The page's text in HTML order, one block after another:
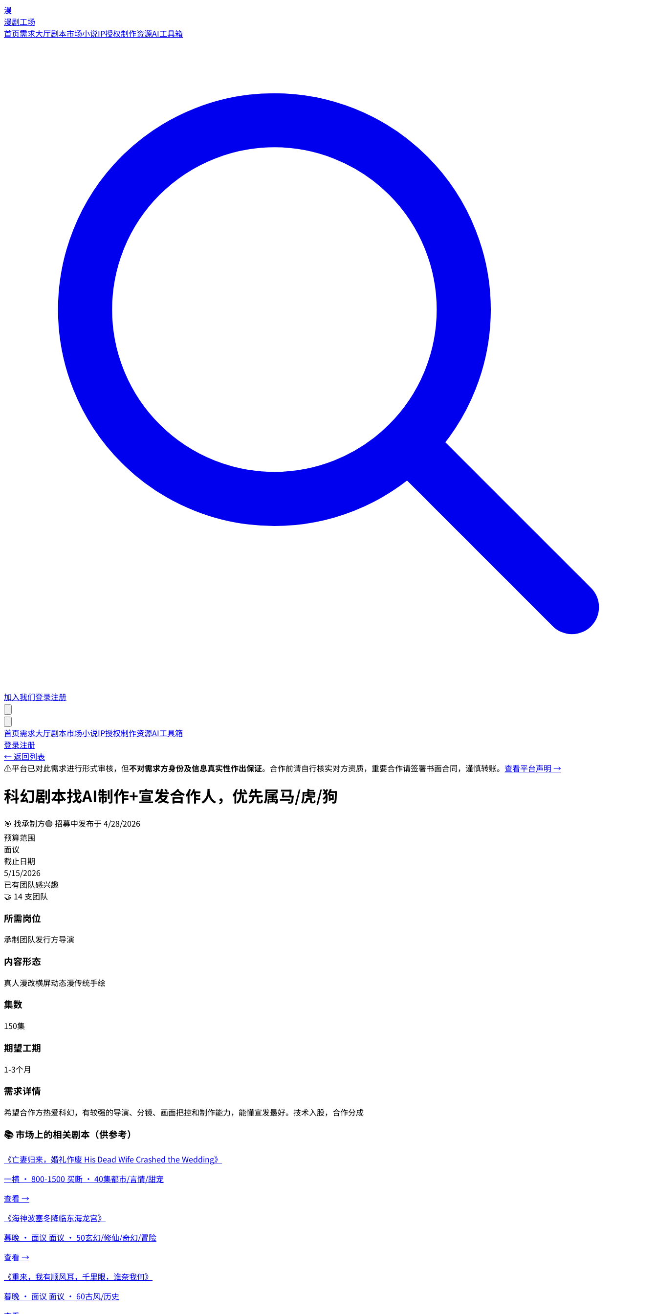
漫
漫剧工场
首页需求大厅剧本市场小说IP授权制作资源AI工具箱
加入我们登录注册
首页需求大厅剧本市场小说IP授权制作资源AI工具箱
登录注册
← 返回列表
⚠️平台已对此需求进行形式审核，但不对需求方身份及信息真实性作出保证。合作前请自行核实对方资质，重要合作请签署书面合同，谨慎转账。 查看平台声明 →
科幻剧本找AI制作+宣发合作人，优先属马/虎/狗
🎯 找承制方🟢 招募中发布于4/28/2026
预算范围
面议
截止日期
5/15/2026
已有团队感兴趣
🤝 14 支团队
所需岗位
承制团队发行方导演
内容形态
真人漫改横屏动态漫传统手绘
集数
150集
期望工期
1-3个月
需求详情
希望合作方热爱科幻，有较强的导演、分镜、画面把控和制作能力，能懂宣发最好。技术入股，合作分成
📚 市场上的相关剧本 （供参考）
《亡妻归来，婚礼作废 His Dead Wife Crashed the Wedding》
一横 · 800-1500 买断 · 40集都市/言情/甜宠
查看 →
《海神波塞冬降临东海龙宫》
暮晚 · 面议 面议 · 50玄幻/修仙/奇幻/冒险
查看 →
《重来，我有顺风耳，千里眼，谁奈我何》
暮晚 · 面议 面议 · 60古风/历史